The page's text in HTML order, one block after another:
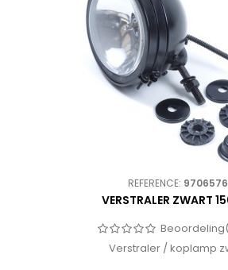
REFERENCE: 9706576
VERSTRALER ZWART
Verstraler / koplamp